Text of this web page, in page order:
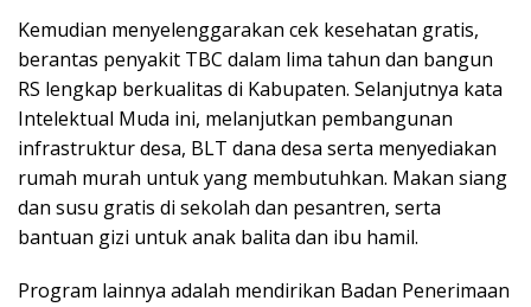
Kemudian menyelenggarakan cek kesehatan gratis,
berantas penyakit TBC dalam lima tahun dan bangun
RS lengkap berkualitas di Kabupaten. Selanjutnya kata
Intelektual Muda ini, melanjutkan pembangunan
infrastruktur desa, BLT dana desa serta menyediakan
rumah murah untuk yang membutuhkan. Makan siang
dan susu gratis di sekolah dan pesantren, serta
bantuan gizi untuk anak balita dan ibu hamil.
Program lainnya adalah mendirikan Badan Penerimaan